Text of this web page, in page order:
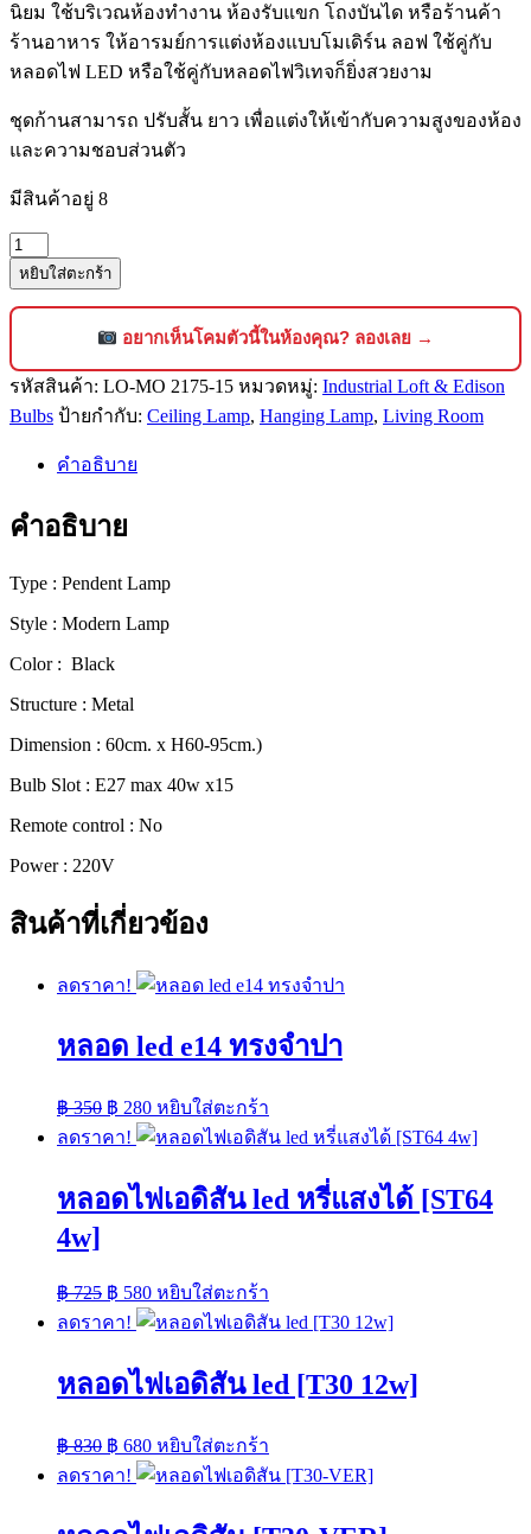
นิยม ใช้บริเวณห้องทำงาน ห้องรับแขก โถงบันได หรือร้านค้า
ร้านอาหาร ให้อารมย์การแต่งห้องแบบโมเดิร์น ลอฟ ใช้คู่กับ
หลอดไฟ LED หรือใช้คู่กับหลอดไฟวิเทจก็ยิ่งสวยงาม
ชุดก้านสามารถ ปรับสั้น ยาว เพื่อแต่งให้เข้ากับความสูงของห้อง
และความชอบส่วนตัว
มีสินค้าอยู่ 8
จำนวน
โคม
ไฟ
เพดาน
สไตล์
โม
เดิร์นลอฟท์
[2175-
ชิ้น
หยิบใส่ตะกร้า
อยากเห็นโคมตัวนี้ในห้องคุณ? ลองเลย →
รหัสสินค้า: LO-MO 2175-15 หมวดหมู่: Industrial Loft & Edison
Bulbs ป้ายกำกับ: Ceiling Lamp, Hanging Lamp, Living Room
คำอธิบาย
คำอธิบาย
Type : Pendent Lamp
Style : Modern Lamp
Color : Black
Structure : Metal
Dimension : 60cm. x H60-95cm.)
Bulb Slot : E27 max 40w x15
Remote control : No
Power : 220V
สินค้าที่เกี่ยวข้อง
ลดราคา!
หลอด led e14 ทรงจำปา
฿350 Original
price
was:
฿ 280Current
price
is:
หยิบใส่ตะกร้า
ลดราคา!
หลอดไฟเอดิสัน led หรี่แสงได้ [ST64
4w]
฿725 Original
price
was:
฿ 580Current
price
is:
หยิบใส่ตะกร้า
ลดราคา!
หลอดไฟเอดิสัน led [T30 12w]
฿830 Original
price
was:
฿ 680Current
price
is:
หยิบใส่ตะกร้า
ลดราคา!